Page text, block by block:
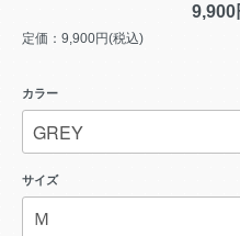
9,900
定価：9,900円(税込)
カラー
サイズ